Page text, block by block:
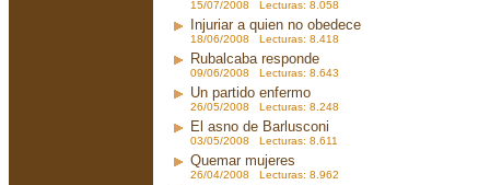
15/07/2008 Lecturas: 8.058
Injuriar a quien no obedece
18/06/2008 Lecturas: 8.418
Rubalcaba responde
09/06/2008 Lecturas: 8.643
Un partido enfermo
26/05/2008 Lecturas: 8.248
El asno de Barlusconi
03/05/2008 Lecturas: 8.611
Quemar mujeres
26/04/2008 Lecturas: 8.962